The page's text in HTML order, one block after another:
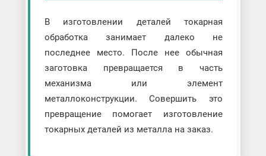
В изготовлении деталей токарная
обработка занимает далеко не
последнее место. После нее обычная
заготовка превращается в часть
механизма или элемент
металлоконструкции. Совершить это
превращение помогает изготовление
токарных деталей из металла на заказ.